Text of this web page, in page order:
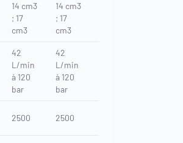
14 cm3
; 17
cm3
14 cm3
; 17
cm3
42
L/min
à 120
bar
42
L/min
à 120
bar
2500 2500